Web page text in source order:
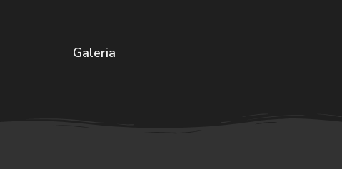
Galeria